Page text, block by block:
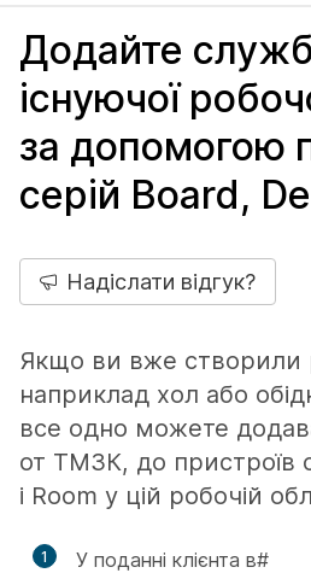
Додайте
існуючої
за допомогою
серій Board,
Надіслати відгук?
Якщо ви вже створили
наприклад хол або
все одно можете
от ТМЗК, до пристроїв
і Room у цій робочій
1
У поданні клієнта в#